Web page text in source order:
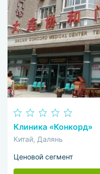
Клиника «Конкорд»
Китай, Далянь
Ценовой сегмент